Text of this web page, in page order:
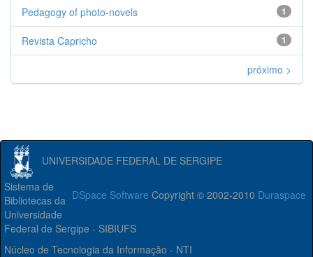
1
Pedagogy of photo-novels
1
Revista Capricho
próximo >
UNIVERSIDADE FEDERAL DE SERGIPE
DSpace Software Copyright © 2002-2010 Duraspace
Sistema de
Bibliotecas da
Universidade
Federal de Sergipe - SIBIUFS
Núcleo de Tecnologia da Informação - NTI